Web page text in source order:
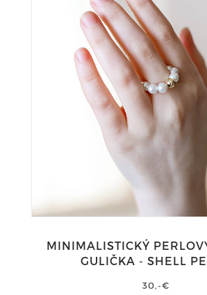
MINIMALISTICKÝ
GULIČKA - SHELL
30,-€